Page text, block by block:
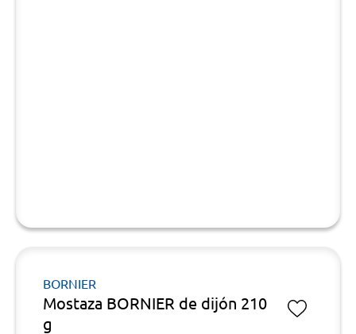
BORNIER
Mostaza BORNIER de dijón 210
g